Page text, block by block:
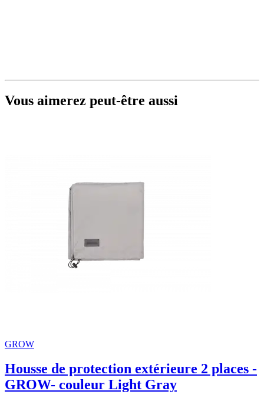
Vous aimerez peut-être aussi
GROW
Housse de protection extérieure 2 places -
GROW- couleur Light Gray